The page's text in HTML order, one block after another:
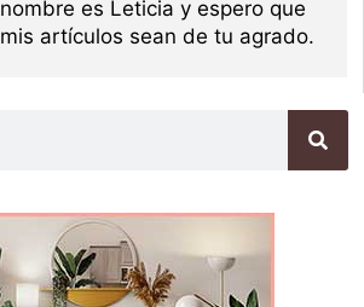
nombre es Leticia y espero que
mis artículos sean de tu agrado.